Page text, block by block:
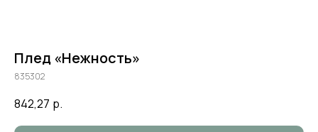
Плед «Нежность»
835302
842,27 р.